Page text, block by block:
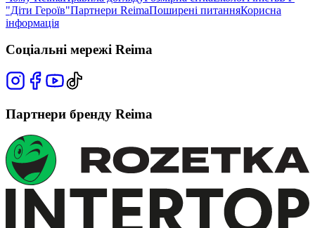
"Діти Героїв"Партнери ReimaПоширені питанняКорисна
інформація
Соціальні мережі Reima
Партнери бренду Reima